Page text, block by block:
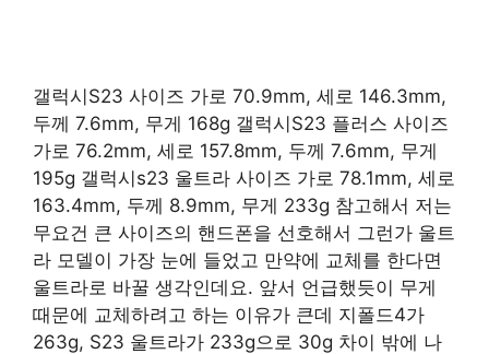
갤럭시S23 사이즈 가로 70.9mm, 세로 146.3mm,
두께 7.6mm, 무게 168g 갤럭시S23 플러스 사이즈
가로 76.2mm, 세로 157.8mm, 두께 7.6mm, 무게
195g 갤럭시s23 울트라 사이즈 가로 78.1mm, 세로
163.4mm, 두께 8.9mm, 무게 233g 참고해서 저는
무요건 큰 사이즈의 핸드폰을 선호해서 그런가 울트
라 모델이 가장 눈에 들었고 만약에 교체를 한다면
울트라로 바꿀 생각인데요. 앞서 언급했듯이 무게
때문에 교체하려고 하는 이유가 큰데 지폴드4가
263g, S23 울트라가 233g으로 30g 차이 밖에 나